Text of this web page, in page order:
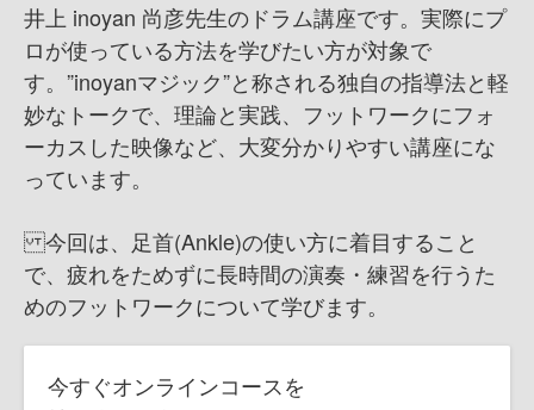
井上 inoyan 尚彦先生のドラム講座です。実際にプ
ロが使っている方法を学びたい方が対象で
す。”inoyanマジック”と称される独自の指導法と軽
妙なトークで、理論と実践、フットワークにフォ
ーカスした映像など、大変分かりやすい講座にな
っています。
今回は、足首(Ankle)の使い方に着目すること
で、疲れをためずに長時間の演奏・練習を行うた
めのフットワークについて学びます。
今すぐオンラインコースを